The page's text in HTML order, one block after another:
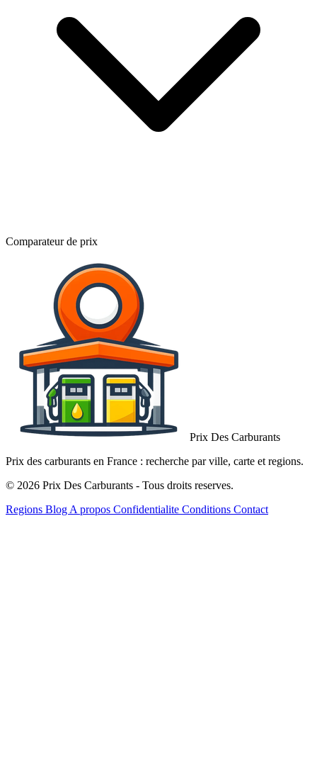
Comparateur de prix
Prix Des Carburants
Prix des carburants en France : recherche par ville, carte et regions.
© 2026 Prix Des Carburants - Tous droits reserves.
Regions Blog A propos Confidentialite Conditions Contact